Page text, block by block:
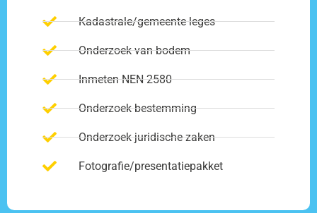
Kadastrale/gemeente leges
Onderzoek van bodem
Inmeten NEN 2580
Onderzoek bestemming
Onderzoek juridische zaken
Fotografie/presentatiepakket